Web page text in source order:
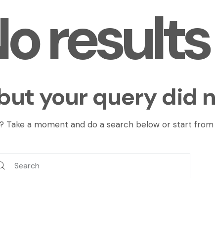
results
your query did
Take a moment and do a search below or start from